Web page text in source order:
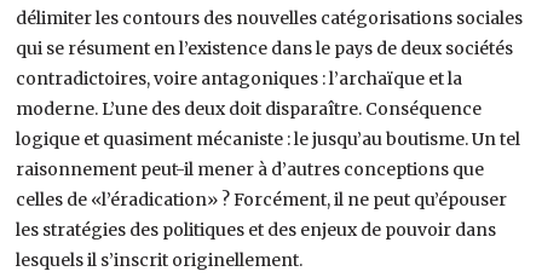
délimiter les contours des nouvelles catégorisations sociales
qui se résument en l’existence dans le pays de deux sociétés
contradictoires, voire antagoniques : l’archaïque et la
moderne. L’une des deux doit disparaître. Conséquence
logique et quasiment mécaniste : le jusqu’au boutisme. Un tel
raisonnement peut-il mener à d’autres conceptions que
celles de «l’éradication» ? Forcément, il ne peut qu’épouser
les stratégies des politiques et des enjeux de pouvoir dans
lesquels il s’inscrit originellement.